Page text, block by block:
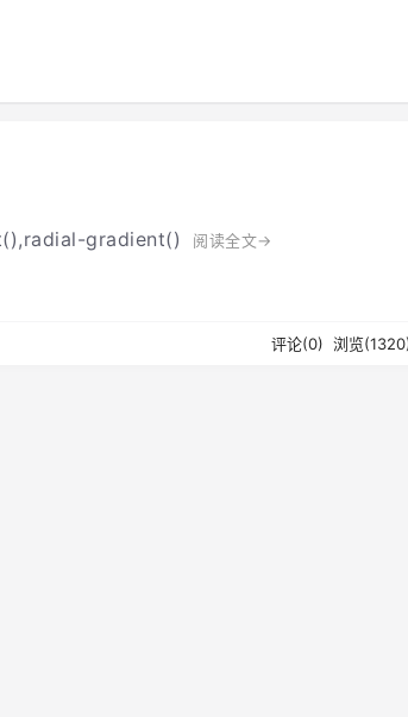
gradient() 阅读全文→
评论(0) 浏览